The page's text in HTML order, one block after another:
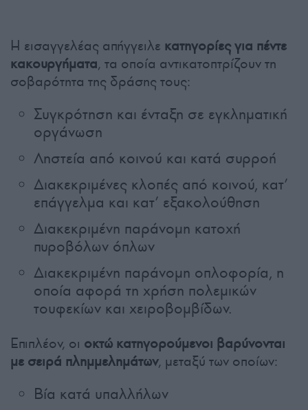
Η εισαγγελέας απήγγειλε κατηγορίες για πέντε
κακουργήματα, τα οποία αντικατοπτρίζουν τη
σοβαρότητα της δράσης τους:
Συγκρότηση και ένταξη σε εγκληματική
οργάνωση
Ληστεία από κοινού και κατά συρροή
Διακεκριμένες κλοπές από κοινού, κατ’
επάγγελμα και κατ’ εξακολούθηση
Διακεκριμένη παράνομη κατοχή
πυροβόλων όπλων
Διακεκριμένη παράνομη οπλοφορία, η
οποία αφορά τη χρήση πολεμικών
τουφεκίων και χειροβομβίδων.
Επιπλέον, οι οκτώ κατηγορούμενοι βαρύνονται
με σειρά πλημμελημάτων, μεταξύ των οποίων:
Βία κατά υπαλλήλων